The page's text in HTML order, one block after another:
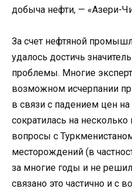
добыча нефти, — «Азери-
За счет нефтяной
удалось достичь
проблемы. Многие
возможном исчерпании
в связи с падением цен
сократилась на
вопросы с
месторождений (в
за многие годы и не
связано это частично и с